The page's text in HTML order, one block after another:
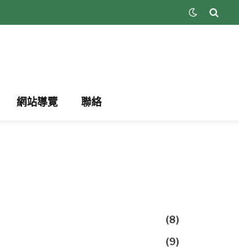
網站導覽 聯絡
(8)
(9)